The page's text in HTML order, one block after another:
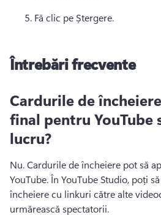
Fă clic pe Ștergere.
Întrebări frecvente
Cardurile de
final pentru YouTube
lucru?
Nu. Cardurile de încheiere pot să
YouTube. În YouTube Studio, poți
încheiere cu linkuri către alte
urmărească spectatorii.